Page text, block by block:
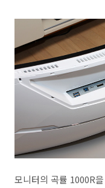
모니터의 곡률 1000R